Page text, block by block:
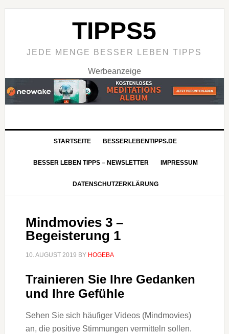
TIPPS5
JEDE MENGE BESSER LEBEN TIPPS
Werbeanzeige
STARTSEITE BESSERLEBENTIPPS.DE
BESSER LEBEN TIPPS – NEWSLETTER IMPRESSUM
DATENSCHUTZERKLÄRUNG
Mindmovies 3 –
Begeisterung 1
10. AUGUST 2019 BY HOGEBA
Trainieren Sie Ihre Gedanken
und Ihre Gefühle
Sehen Sie sich häufiger Videos (Mindmovies)
an, die positive Stimmungen vermitteln sollen.